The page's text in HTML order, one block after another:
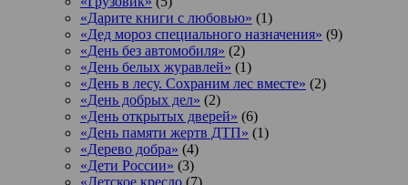
«Дарите книги с любовью» (1)
«Дед мороз специального назначения» (9)
«День без автомобиля» (2)
«День белых журавлей» (1)
«День в лесу. Сохраним лес вместе» (2)
«День добрых дел» (2)
«День открытых дверей» (6)
«День памяти жертв ДТП» (1)
«Дерево добра» (4)
«Дети России» (3)
«Детское кресло (7)